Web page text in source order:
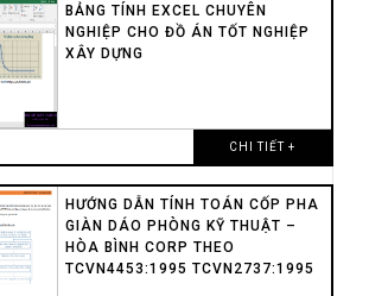
BẢNG TÍNH EXCEL CHUYÊN
NGHIỆP CHO ĐỒ ÁN TỐT NGHIỆP
XÂY DỰNG
CHI TIẾT +
HƯỚNG DẪN TÍNH TOÁN CỐP PHA
GIÀN DÁO PHÒNG KỸ THUẬT –
HÒA BÌNH CORP THEO
TCVN4453:1995 TCVN2737:1995